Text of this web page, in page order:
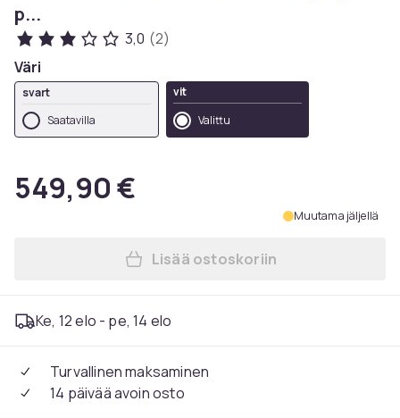
p...
3,0 (2)
Väri
svart
Saatavilla
vit
Valittu
549,90 €
Muutama jäljellä
Lisää Hydraulinen
Lisää ostoskoriin
Ke, 12 elo - pe, 14 elo
Turvallinen maksaminen
14 päivää avoin osto